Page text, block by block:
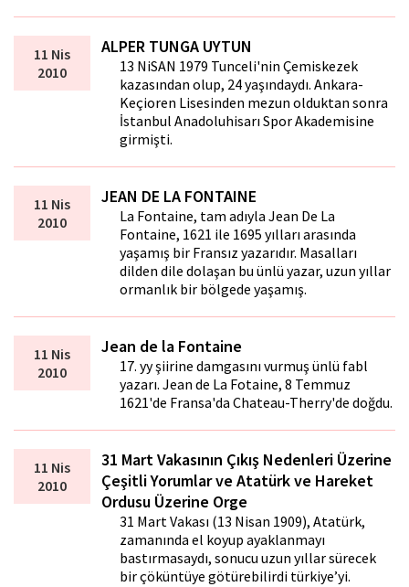
11 Nis
2010
ALPER TUNGA UYTUN
13 NiSAN 1979 Tunceli'nin Çemiskezek
kazasından olup, 24 yaşındaydı. Ankara-
Keçioren Lisesinden mezun olduktan sonra
İstanbul Anadoluhisarı Spor Akademisine
girmişti.
11 Nis
2010
JEAN DE LA FONTAINE
La Fontaine, tam adıyla Jean De La
Fontaine, 1621 ile 1695 yılları arasında
yaşamış bir Fransız yazarıdır. Masalları
dilden dile dolaşan bu ünlü yazar, uzun yıllar
ormanlık bir bölgede yaşamış.
11 Nis
2010
Jean de la Fontaine
17. yy şiirine damgasını vurmuş ünlü fabl
yazarı. Jean de La Fotaine, 8 Temmuz
1621'de Fransa'da Chateau-Therry'de doğdu.
11 Nis
2010
31 Mart Vakasının Çıkış Nedenleri Üzerine
Çeşitli Yorumlar ve Atatürk ve Hareket
Ordusu Üzerine Orge
31 Mart Vakası (13 Nisan 1909), Atatürk,
zamanında el koyup ayaklanmayı
bastırmasaydı, sonucu uzun yıllar sürecek
bir çöküntüye götürebilirdi türkiye’yi.